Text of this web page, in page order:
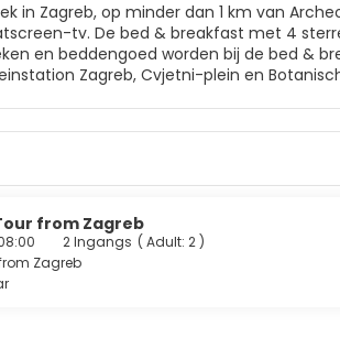
in Zagreb, op minder dan 1 km van
tv. De bed & breakfast met 4
Zagreb, Cvjetni-plein en
from Zagreb
2 Ingangs ( Adult: 2 )
Zagreb